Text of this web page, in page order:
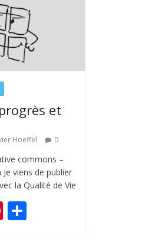
et
Hoeffel 0
commons –
viens de publier
la Qualité de Vie
Pi